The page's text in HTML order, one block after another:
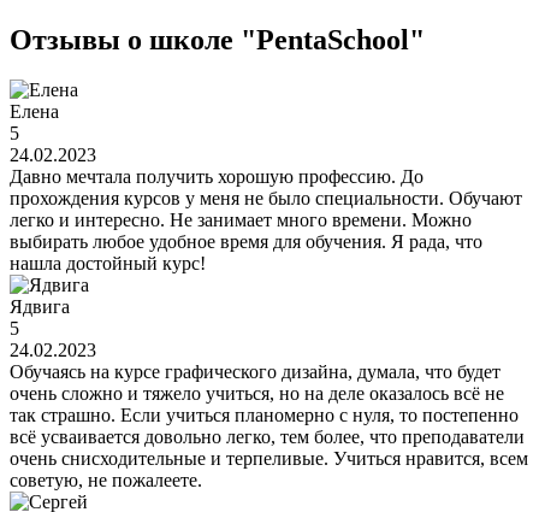
Отзывы о школе "PentaSchool"
Елена
5
24.02.2023
Давно мечтала получить хорошую профессию. До
прохождения курсов у меня не было специальности. Обучают
легко и интересно. Не занимает много времени. Можно
выбирать любое удобное время для обучения. Я рада, что
нашла достойный курс!
Ядвига
5
24.02.2023
Обучаясь на курсе графического дизайна, думала, что будет
очень сложно и тяжело учиться, но на деле оказалось всё не
так страшно. Если учиться планомерно с нуля, то постепенно
всё усваивается довольно легко, тем более, что преподаватели
очень снисходительные и терпеливые. Учиться нравится, всем
советую, не пожалеете.